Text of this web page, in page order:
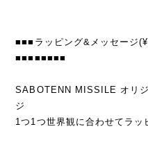
■■■ラッピング&メッセージ
■■■■■■■■
SABOTENN MISSILE オリ
ジ
1つ1つ世界観に合わせてラッ